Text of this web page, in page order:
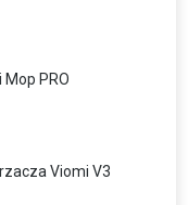
PRO
Viomi V3